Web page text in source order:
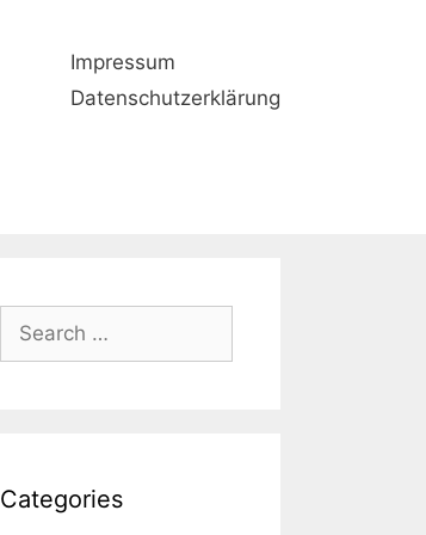
Impressum
Datenschutzerklärung
Search
for:
Categories